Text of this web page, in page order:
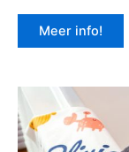
Meer info!